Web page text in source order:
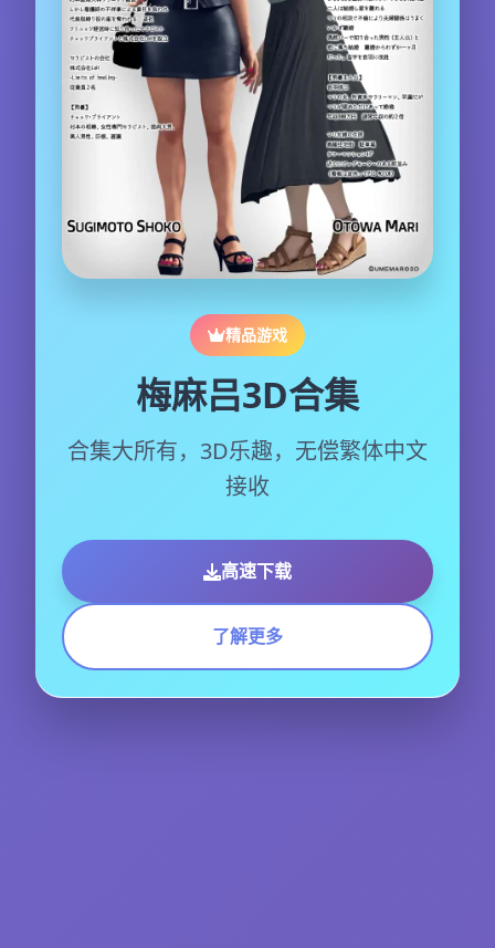
精品游戏
梅麻吕3D合集
合集大所有，3D乐趣，无偿繁体中文
接收
高速下载
了解更多